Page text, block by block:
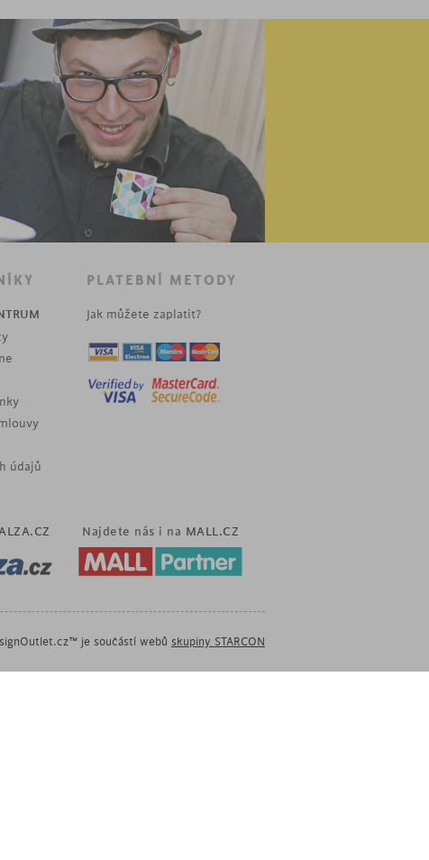
údajů
PLATEBNÍ METODY
Jak můžete zaplatit?
Najdete nás i na MALL.CZ
ALZA.CZ
je součástí webů skupiny STARCON